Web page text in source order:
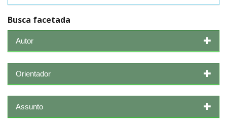
Busca facetada
Autor
Orientador
Assunto